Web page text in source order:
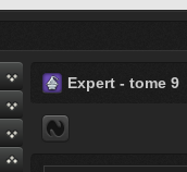
Expert - tome 9